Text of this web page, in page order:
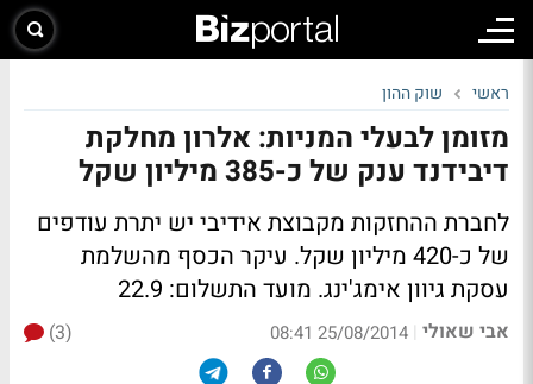
ראשי שוק ההון
מזומן לבעלי המניות: אלרון מחלקת
דיבידנד ענק של כ-385 מיליון שקל
לחברת ההחזקות מקבוצת אידיבי יש יתרת עודפים
של כ-420 מיליון שקל. עיקר הכסף מהשלמת
עסקת גיוון אימג'ינג. מועד התשלום: 22.9
אבי שאולי |
25/08/2014 08:41
(3)